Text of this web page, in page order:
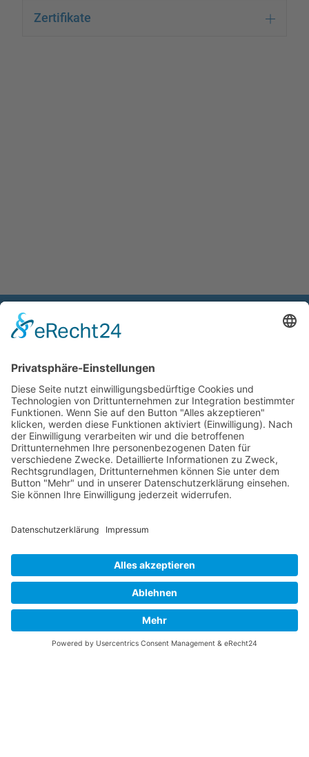
Zertifikate
Unternehmen
Karriere
Datenschutz
Whistleblowing
AGB
AEB
Triathlon System GmbH
Benno-Strauß-Straße 13
Deutschland
info(at)triathlon-system.de
+49 911 78 09 60-0
www.triathlon-system.de